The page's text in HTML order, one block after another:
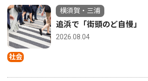
社会
横須賀・三浦
追浜で「街頭のど自慢」
2026.08.04